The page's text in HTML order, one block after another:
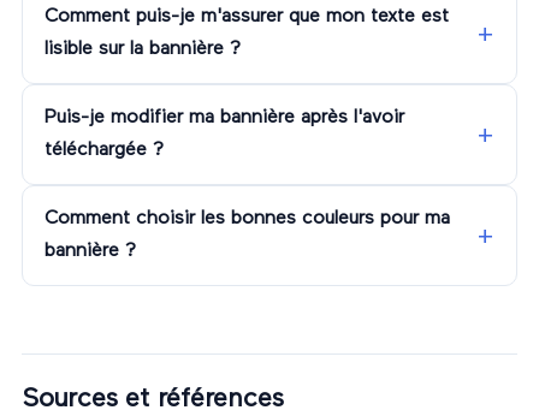
Comment puis-je m'assurer que mon texte est
lisible sur la bannière ?
Puis-je modifier ma bannière après l'avoir
téléchargée ?
Comment choisir les bonnes couleurs pour ma
bannière ?
Sources et références